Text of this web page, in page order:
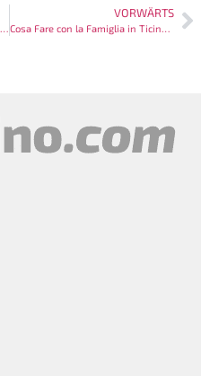
Scopri Ticino: Una Guida Completa per le Famiglie
VORWÄRTS
Cosa Fare con la Famiglia in Ticino: Le Migliori Attività per Tutti